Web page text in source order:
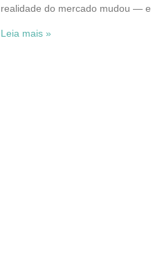
realidade do mercado mudou — e
Leia mais »